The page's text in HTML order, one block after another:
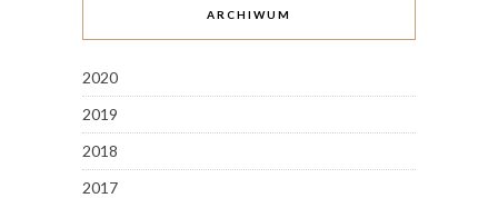
ARCHIWUM
2020
2019
2018
2017